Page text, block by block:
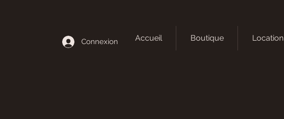
Connexion Accueil Boutique Location